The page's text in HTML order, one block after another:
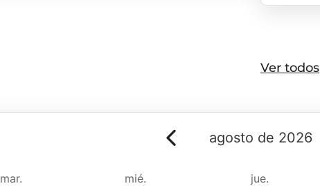
Ver todos
agosto de 2026
mar. mié. jue.